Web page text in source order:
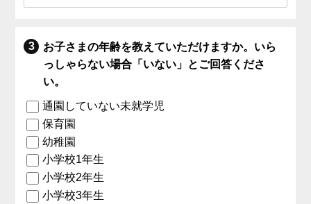
お子さまの年齢を教えていただけますか。いら
っしゃらない場合「いない」とご回答くださ
い。
通園していない未就学児
保育園
幼稚園
小学校1年生
小学校2年生
小学校3年生